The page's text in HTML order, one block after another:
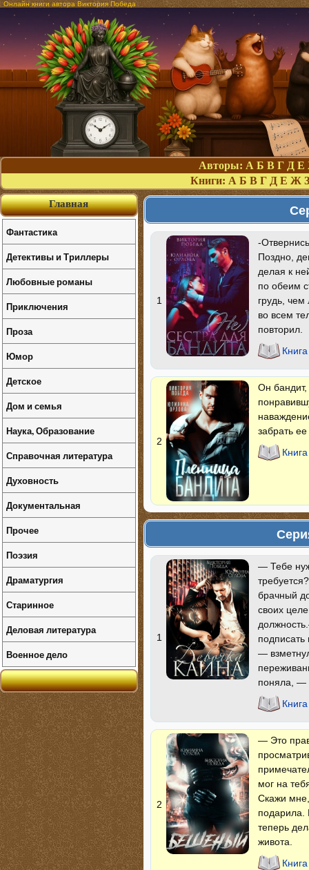
Онлайн книги автора Виктория Победа
Авторы: А Б В Г Д Е
Книги: А Б В Г Д Е Ж З
1
-
Поздно,
делая к
по обеим
грудь,
во всем
повторил.
2
Он бандит,
забрать
1
— Тебе
брачный
своих
—
поняла, —
2
— Это
мог на
Скажи
подарила.
теперь
живота.
Главная
Фантастика
Детективы и Триллеры
Любовные романы
Приключения
Проза
Юмор
Детское
Дом и семья
Наука, Образование
Справочная литература
Духовность
Документальная
Прочее
Поэзия
Драматургия
Старинное
Деловая литература
Военное дело